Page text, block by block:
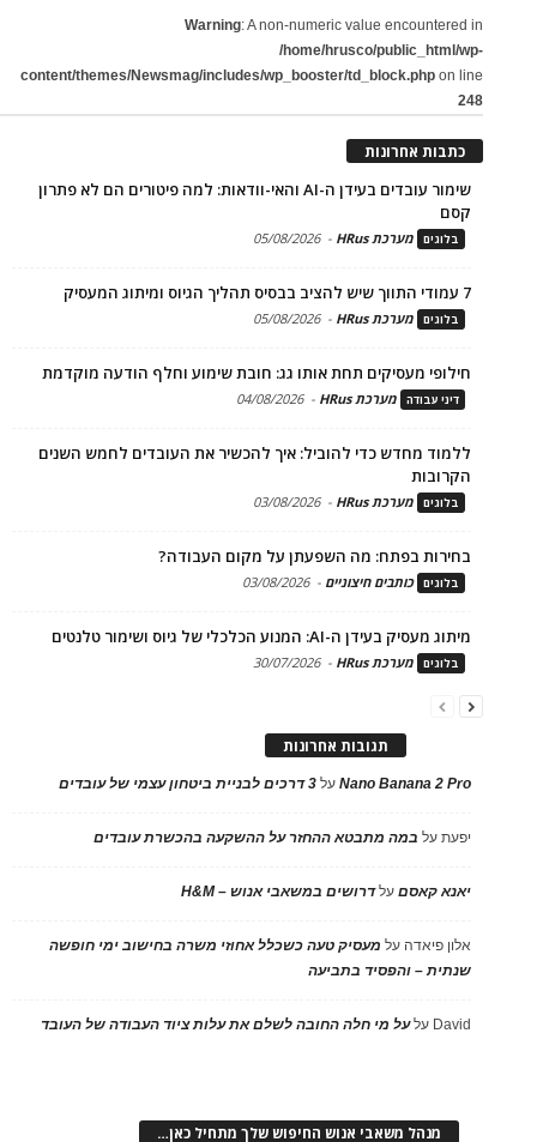
Warning: A non-numeric value encountered in
/home/hrusco/public_html/wp-
content/themes/Newsmag/includes/wp_booster/td_block.php on line
248
כתבות אחרונות
שימור עובדים בעידן ה-AI והאי-וודאות: למה פיטורים הם לא פתרון
קסם
בלוגים מערכת HRus -
05/08/2026
7 עמודי התווך שיש להציב בבסיס תהליך הגיוס ומיתוג המעסיק
בלוגים מערכת HRus -
05/08/2026
חילופי מעסיקים תחת אותו גג: חובת שימוע וחלף הודעה מוקדמת
דיני עבודה מערכת HRus -
04/08/2026
ללמוד מחדש כדי להוביל: איך להכשיר את העובדים לחמש השנים
הקרובות
בלוגים מערכת HRus -
03/08/2026
בחירות בפתח: מה השפעתן על מקום העבודה?
בלוגים כותבים חיצוניים -
03/08/2026
מיתוג מעסיק בעידן ה-AI: המנוע הכלכלי של גיוס ושימור טלנטים
בלוגים מערכת HRus -
30/07/2026
תגובות אחרונות
Nano Banana 2 Proעל 3 דרכים לבניית ביטחון עצמי של עובדים
יפעתעל במה מתבטא ההחזר על ההשקעה בהכשרת עובדים
יאנא קאסםעלדרושים במשאבי אנוש – H&M
אלון פיאדה על מעסיק טעה כשכלל אחוזי משרה בחישוב ימי חופשה
שנתית – והפסיד בתביעה
David עלעל מי חלה החובה לשלם את עלות ציוד העבודה של העובד
מנהל משאבי אנוש החיפוש שלך מתחיל כאן…